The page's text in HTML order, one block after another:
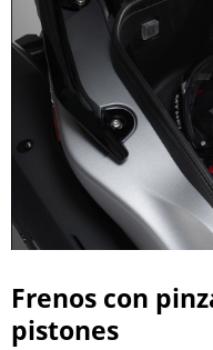
Frenos con
pistones